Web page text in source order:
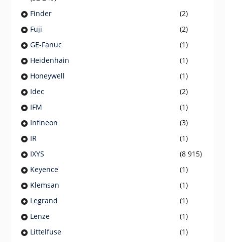
Finder
(2)
Fuji
(2)
GE-Fanuc
(1)
Heidenhain
(1)
Honeywell
(1)
Idec
(2)
IFM
(1)
Infineon
(3)
IR
(1)
IXYS
(8 915)
Keyence
(1)
Klemsan
(1)
Legrand
(1)
Lenze
(1)
Littelfuse
(1)